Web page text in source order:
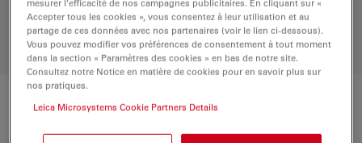
comparez les alternatives et trouvez
l’option la mieux adaptée à vos
besoins.
Caractéristiques techniques
mesurer l’efficacité de nos campagnes publicitaires. En cliquant sur «
Accepter tous les cookies », vous consentez à leur utilisation et au
partage de ces données avec nos partenaires (voir le lien ci-dessous).
Vous pouvez modifier vos préférences de consentement à tout moment
dans la section « Paramètres des cookies » en bas de notre site.
Consultez notre Notice en matière de cookies pour en savoir plus sur
nos pratiques.
Leica Microsystems Cookie Partners Details